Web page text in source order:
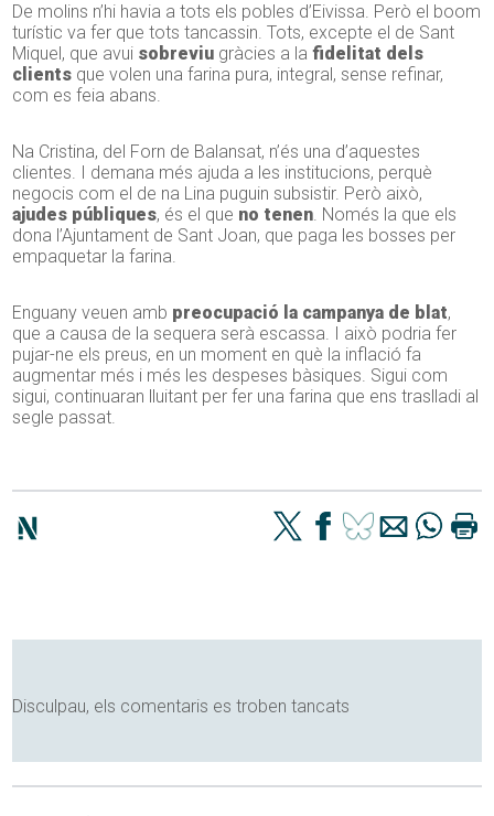
De molins n’hi havia a tots els pobles d’Eivissa. Però el boom
turístic va fer que tots tancassin. Tots, excepte el de Sant
Miquel, que avui sobreviu gràcies a la fidelitat dels
clients que volen una farina pura, integral, sense refinar,
com es feia abans.
Na Cristina, del Forn de Balansat, n’és una d’aquestes
clientes. I demana més ajuda a les institucions, perquè
negocis com el de na Lina puguin subsistir. Però això,
ajudes públiques, és el que no tenen. Només la que els
dona l’Ajuntament de Sant Joan, que paga les bosses per
empaquetar la farina.
Enguany veuen amb preocupació la campanya de blat,
que a causa de la sequera serà escassa. I això podria fer
pujar-ne els preus, en un moment en què la inflació fa
augmentar més i més les despeses bàsiques. Sigui com
sigui, continuaran lluitant per fer una farina que ens traslladi al
segle passat.
Disculpau, els comentaris es troben tancats